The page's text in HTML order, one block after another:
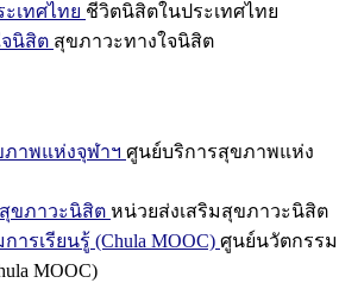
เทศไทย ชีวิตนิสิตในประเทศไทย
นิสิต สุขภาวะทางใจนิสิต
าพแห่งจุฬาฯ ศูนย์บริการสุขภาพแห่ง
ขภาวะนิสิต หน่วยส่งเสริมสุขภาวะนิสิต
ารเรียนรู้ (Chula MOOC) ศูนย์นวัตกรรม
MOOC)